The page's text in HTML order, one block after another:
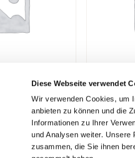
Diese Webseite verwendet
Wir verwenden Cookies, um
anbieten zu können und die
Informationen zu Ihrer
und Analysen weiter.
zusammen, die Sie ihnen
Juwelen GmbH
11
Mo. – Fr.
Mo. – Fr.
10:00 –